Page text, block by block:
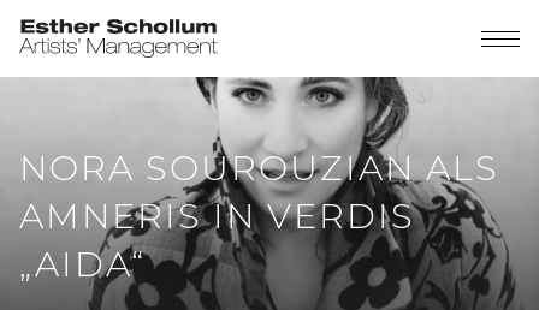
NORA SOUROUZIAN ALS
AMNERIS IN VERDIS
„AIDA“